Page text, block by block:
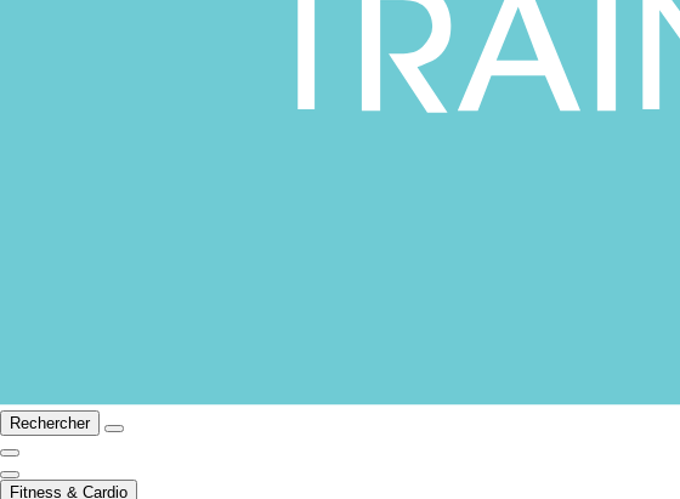
Rechercher
Fitness & Cardio